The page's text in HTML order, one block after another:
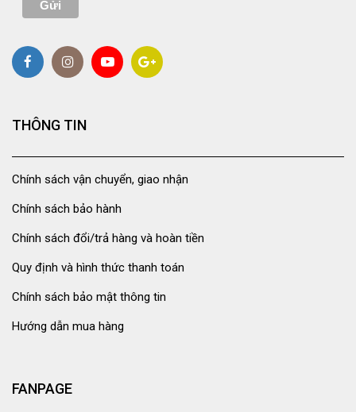
THÔNG TIN
Chính sách vận chuyển, giao nhận
Chính sách bảo hành
Chính sách đổi/trả hàng và hoàn tiền
Quy định và hình thức thanh toán
Chính sách bảo mật thông tin
Hướng dẫn mua hàng
FANPAGE